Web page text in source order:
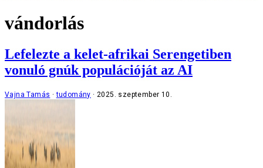
vándorlás
Lefelezte a kelet-afrikai Serengetiben
vonuló gnúk populációját az AI
Vajna Tamás tudomány 2025. szeptember 10.